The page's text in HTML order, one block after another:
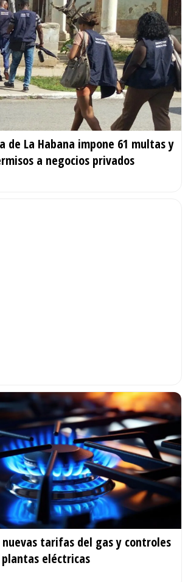
de La Habana impone 61 multas y
a negocios privados
nuevas tarifas del gas y controles
eléctricas